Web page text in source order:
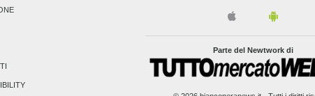
Parte del Newtwork di